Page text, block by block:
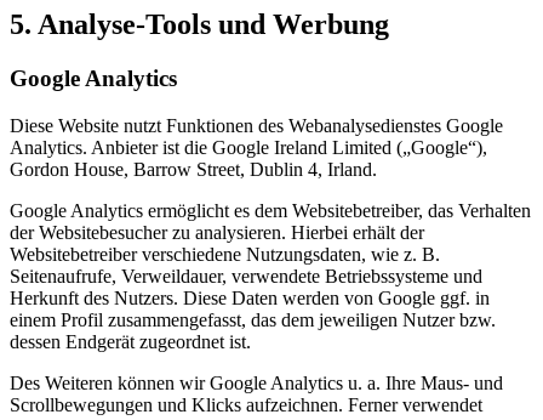
5. Analyse-Tools und Werbung
Google Analytics
Diese Website nutzt Funktionen des Webanalysedienstes Google
Analytics. Anbieter ist die Google Ireland Limited („Google“),
Gordon House, Barrow Street, Dublin 4, Irland.
Google Analytics ermöglicht es dem Websitebetreiber, das Verhalten
der Websitebesucher zu analysieren. Hierbei erhält der
Websitebetreiber verschiedene Nutzungsdaten, wie z. B.
Seitenaufrufe, Verweildauer, verwendete Betriebssysteme und
Herkunft des Nutzers. Diese Daten werden von Google ggf. in
einem Profil zusammengefasst, das dem jeweiligen Nutzer bzw.
dessen Endgerät zugeordnet ist.
Des Weiteren können wir Google Analytics u. a. Ihre Maus- und
Scrollbewegungen und Klicks aufzeichnen. Ferner verwendet